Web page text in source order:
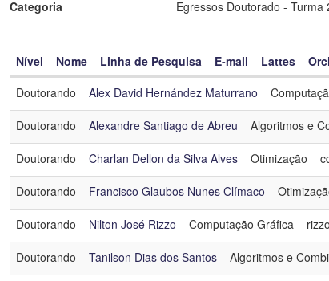
Categoria Egressos Doutorado - Turma
Nível Nome Linha de Pesquisa E-mail Lattes
Doutorando
Alex David Hernández Maturrano
Doutorando Alexandre Santiago de Abreu Algoritmos e
Doutorando Charlan Dellon da Silva Alves Otimização
Doutorando Francisco Glaubos Nunes Clímaco
Doutorando Nilton José Rizzo Computação Gráfica
Doutorando Tanilson Dias dos Santos Algoritmos e